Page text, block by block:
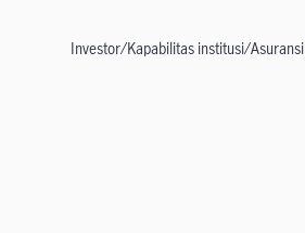
Investor/Kapabilitas institusi/Asuransi